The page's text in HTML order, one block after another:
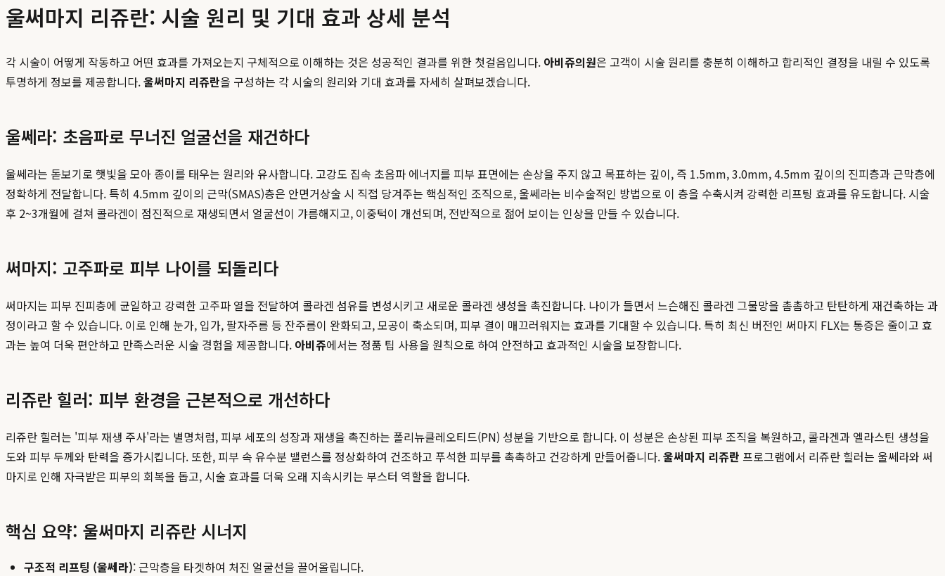
울써마지 리쥬란: 시술 원리 및 기대 효과 상세 분석
각 시술이 어떻게 작동하고 어떤 효과를 가져오는지 구체적으로 이해하는 것은 성공적인 결과를 위한 첫걸음입니다. 아비쥬의원은 고객이 시술 원리를 충분히 이해하고 합리적인 결정을 내릴 수 있도록
투명하게 정보를 제공합니다.울써마지 리쥬란을 구성하는 각 시술의 원리와 기대 효과를 자세히 살펴보겠습니다.
울쎄라: 초음파로 무너진 얼굴선을 재건하다
울쎄라는 돋보기로 햇빛을 모아 종이를 태우는 원리와 유사합니다. 고강도 집속 초음파 에너지를 피부 표면에는 손상을 주지 않고 목표하는 깊이, 즉 1.5mm, 3.0mm, 4.5mm 깊이의 진피층과 근막층에
정확하게 전달합니다. 특히 4.5mm 깊이의 근막(SMAS)층은 안면거상술 시 직접 당겨주는 핵심적인 조직으로, 울쎄라는 비수술적인 방법으로 이 층을 수축시켜 강력한 리프팅 효과를 유도합니다. 시술
후 2~3개월에 걸쳐 콜라겐이 점진적으로 재생되면서 얼굴선이 갸름해지고, 이중턱이 개선되며, 전반적으로 젊어 보이는 인상을 만들 수 있습니다.
써마지: 고주파로 피부 나이를 되돌리다
써마지는 피부 진피층에 균일하고 강력한 고주파 열을 전달하여 콜라겐 섬유를 변성시키고 새로운 콜라겐 생성을 촉진합니다. 나이가 들면서 느슨해진 콜라겐 그물망을 촘촘하고 탄탄하게 재건축하는 과
정이라고 할 수 있습니다. 이로 인해 눈가, 입가, 팔자주름 등 잔주름이 완화되고, 모공이 축소되며, 피부 결이 매끄러워지는 효과를 기대할 수 있습니다. 특히 최신 버전인 써마지 FLX는 통증은 줄이고 효
과는 높여 더욱 편안하고 만족스러운 시술 경험을 제공합니다. 아비쥬에서는 정품 팁 사용을 원칙으로 하여 안전하고 효과적인 시술을 보장합니다.
리쥬란 힐러: 피부 환경을 근본적으로 개선하다
리쥬란 힐러는 '피부 재생 주사'라는 별명처럼, 피부 세포의 성장과 재생을 촉진하는 폴리뉴클레오티드(PN) 성분을 기반으로 합니다. 이 성분은 손상된 피부 조직을 복원하고, 콜라겐과 엘라스틴 생성을
도와 피부 두께와 탄력을 증가시킵니다. 또한, 피부 속 유수분 밸런스를 정상화하여 건조하고 푸석한 피부를 촉촉하고 건강하게 만들어줍니다.울써마지 리쥬란 프로그램에서 리쥬란 힐러는 울쎄라와 써
마지로 인해 자극받은 피부의 회복을 돕고, 시술 효과를 더욱 오래 지속시키는 부스터 역할을 합니다.
핵심 요약: 울써마지 리쥬란 시너지
구조적 리프팅 (울쎄라): 근막층을 타겟하여 처진 얼굴선을 끌어올립니다.